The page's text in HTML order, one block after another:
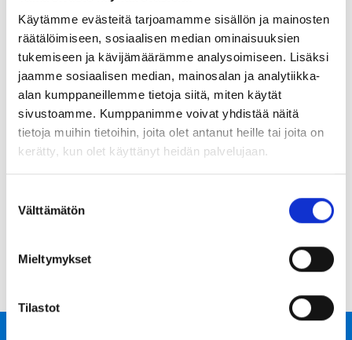
Käytämme evästeitä tarjoamamme sisällön ja mainosten
räätälöimiseen, sosiaalisen median ominaisuuksien
tukemiseen ja kävijämäärämme analysoimiseen. Lisäksi
jaamme sosiaalisen median, mainosalan ja analytiikka-
alan kumppaneillemme tietoja siitä, miten käytät
sivustoamme. Kumppanimme voivat yhdistää näitä
tietoja muihin tietoihin, joita olet antanut heille tai joita on
kerätty, kun olet käyttänyt heidän palvelujaan.
valinta
Välttämätön
Mieltymykset
Tilastot
jolla rekisteri sijaitsee, on suojattu palomuurilla ja muilla
tarvittavilla teknisillä toimenpiteillä.
10. Evästeet
Rekisterinpitäjän sivuilla saatetaan käyttää evästeitä
käyttökokemuksen kehittämiseksi. Eväste on
tekstitiedosto, joka verkkosivulla käydessä tallentuu
käyttäjän tietokoneelle. Se sisältää tietoja ja sitä
käytetään mm. markkinointiin ja sivuston
kehittämiseen. Evästeiden avulla kerätään tietoa sivujen
käytöstä. Käyttäjän henkilöllisyys ei käy ilmi evästeiden
avulla. Käyttäjä voi poistaa evästeet käytöstä selaimen
toimii oikein evästeiden poistamisen jälkeen.